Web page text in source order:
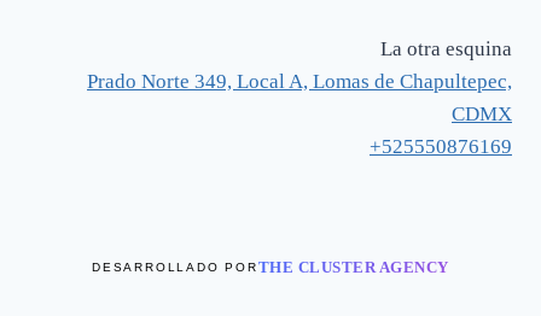
La otra esquina
Prado Norte 349, Local A, Lomas de Chapultepec,
CDMX
+525550876169
DESARROLLADO PORTHE CLUSTER AGENCY